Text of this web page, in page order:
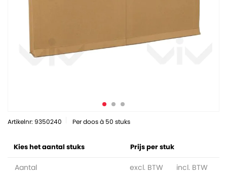
Artikelnr: 9350240 Per doos à 50 stuks
Kies het aantal stuks Prijs per stuk
Aantal excl. BTW incl. BTW